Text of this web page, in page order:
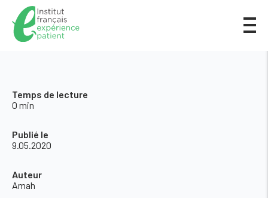
Temps de lecture
0 min
Publié le
9.05.2020
Auteur
Amah